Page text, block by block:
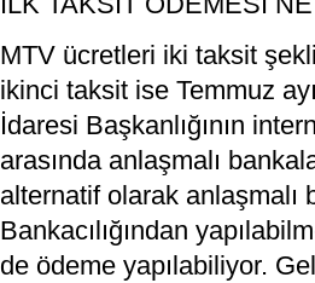
MTV ücretleri iki taksit
ikinci taksit ise Temmuz
İdaresi Başkanlığının
arasında anlaşmalı
alternatif olarak anlaşmalı
Bankacılığından
de ödeme yapılabiliyor.